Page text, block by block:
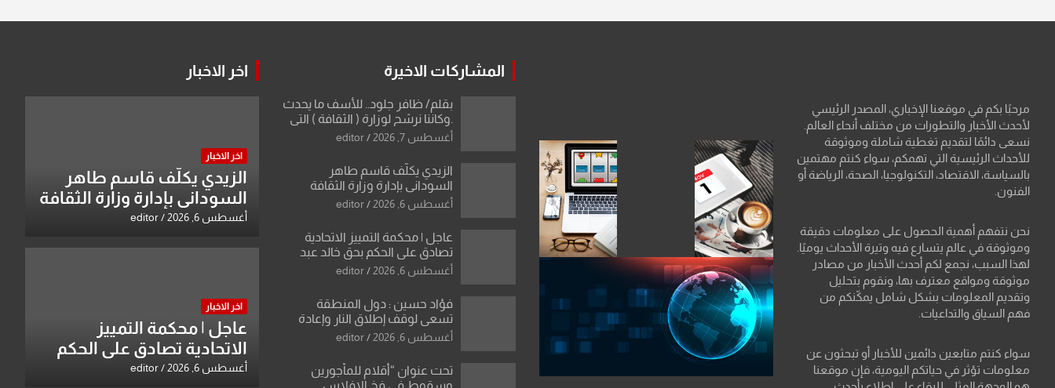
مرحبًا بكم في موقعنا الإخباري، المصدر الرئيسي
لأحدث الأخبار والتطورات من مختلف أنحاء العالم.
نسعى دائمًا لتقديم تغطية شاملة وموثوقة
للأحداث الرئيسية التي تهمكم، سواء كنتم مهتمين
بالسياسة، الاقتصاد، التكنولوجيا، الصحة، الرياضة أو
الفنون.
نحن نتفهم أهمية الحصول على معلومات دقيقة
وموثوقة في عالم يتسارع فيه وتيرة الأحداث يوميًا.
لهذا السبب، نجمع لكم أحدث الأخبار من مصادر
موثوقة ومواقع معترف بها، ونقوم بتحليل
وتقديم المعلومات بشكل شامل يمكّنكم من
فهم السياق والتداعيات.
سواء كنتم متابعين دائمين للأخبار أو تبحثون عن
معلومات تؤثر في حياتكم اليومية، فإن موقعنا
المشاركات الاخيرة
بقلم/ ظافر جلود.. للأسف ما يحدث
.وكاننا نرشح لوزارة ( الثقافة ) التي
ماتت من زمان وزير يمثلها من
العراقية..
أغسطس 7, 2026 editor
الزيدي يكلّف قاسم طاهر
السوداني بإدارة وزارة الثقافة
أغسطس 6, 2026 editor
عاجل | محكمة التمييز الاتحادية
تصادق على الحكم بحق خالد عبد
الواحد كبيان
أغسطس 6, 2026 editor
فؤاد حسين : دول المنطقة
تسعى لوقف إطلاق النار وإعادة
فتح مضيق هرمز .. والعراق يطرح
أغسطس 6, 2026 editor
تحت عنوان “أقلام للمأجورين
وسقوط في فخ الإفلاس
اخر الاخبار
اخر الاخبار
الزيدي يكلّف قاسم طاهر
السوداني بإدارة وزارة الثقافة
أغسطس 6, 2026 editor
اخر الاخبار
عاجل | محكمة التمييز
الاتحادية تصادق على الحكم
بحق خالد عبد الواحد كبيان
أغسطس 6, 2026 editor